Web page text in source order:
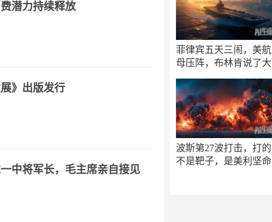
菲律宾五天三闹，美航
母压阵，布林肯说了大
波斯第27波打击，打的
不是靶子，是美利坚命
潜力持续释放
》出版发行
中将军长，毛主席亲自接见